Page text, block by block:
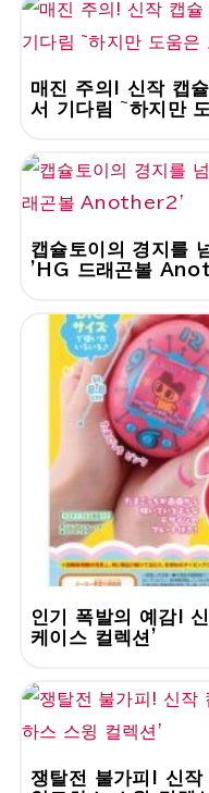
매진 주의! 신작 캡
서 기다림 ~하지만
캡슐토이의 경지를
'HG 드래곤볼
인기 폭발의 예감!
케이스 컬렉션'
쟁탈전 불가피! 신